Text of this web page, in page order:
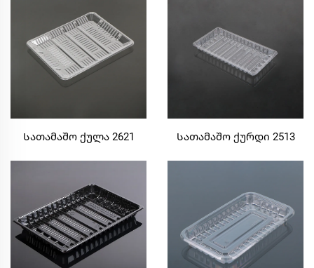
Სათამაშო ქულა 2621 Სათამაშო ქურდი 2513